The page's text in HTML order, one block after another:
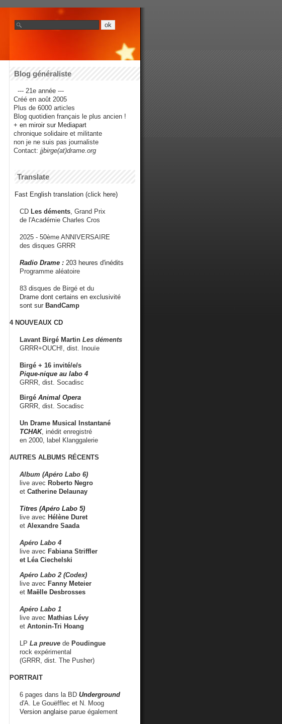
Blog généraliste
--- 21e année ---
Créé en août 2005
Plus de 6000 articles
Blog quotidien français le plus ancien !
+ en miroir sur Mediapart
chronique solidaire et militante
non je ne suis pas journaliste
Contact: jjbirge(at)drame.org
Translate
Fast English translation (click here)
CD Les déments , Grand Prix
de l'Académie Charles Cros
2025 - 50ème ANNIVERSAIRE
des disques GRRR
Radio Drame : 203 heures d'inédits
Programme aléatoire
83 disques de Birgé et du
Drame dont certains en exclusivité
sont sur BandCamp
4 NOUVEAUX CD
Lavant Birgé Martin Les déments
GRRR+OUCH!, dist. Inouïe
Birgé + 16 invité/e/s
Pique-nique au labo 4
GRRR, dist. Socadisc
Birgé Animal Opera
GRRR, dist. Socadisc
Un Drame Musical Instantané
TCHAK, inédit enregistré
en 2000, label Klanggalerie
AUTRES ALBUMS RÉCENTS
Album (Apéro Labo 6)
live avec Roberto Negro
et Catherine Delaunay
Titres (Apéro Labo 5)
live avec Hélène Duret
et Alexandre Saada
Apéro Labo 4
live avec Fabiana Striffler
et Léa Ciechelski
Apéro Labo 2 (Codex)
live avec Fanny Meteier
et Maëlle Desbrosses
Apéro Labo 1
live avec Mathias Lévy
et Antonin-Tri Hoang
LP La preuve de Poudingue
rock expérimental
(GRRR, dist. The Pusher)
PORTRAIT
6 pages dans la BD Underground
d'A. Le Gouëfflec et N. Moog
Version anglaise parue également